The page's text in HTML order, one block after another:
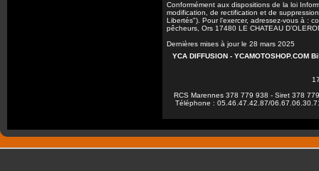
Conformément aux dispositions de la loi
modification, de rectification et de
Libertés"). Pour l’exercer, adressez-vous à :
pêcheurs, Ors 17480 LE CHATEAU
Dernières mises à jour le 28 mars 2025
YCA DIFFUSION -
RCS Marennes 378 779 938 - Siret 378
Téléphone : 05.46.47.42.87/